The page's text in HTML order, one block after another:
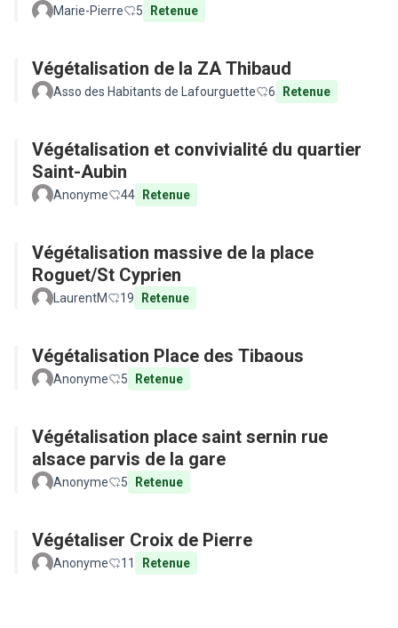
Marie-Pierre 5 Retenue
Végétalisation de la ZA Thibaud
Asso des Habitants de Lafourguette 6 Retenue
Végétalisation et convivialité du quartier
Saint-Aubin
Anonyme 44 Retenue
Végétalisation massive de la place
Roguet/St Cyprien
LaurentM 19 Retenue
Végétalisation Place des Tibaous
Anonyme 5 Retenue
Végétalisation place saint sernin rue
alsace parvis de la gare
Anonyme 5 Retenue
Végétaliser Croix de Pierre
Anonyme 11 Retenue